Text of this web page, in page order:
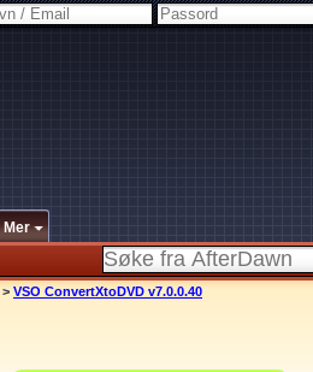
Mer
> VSO ConvertXtoDVD v7.0.0.40